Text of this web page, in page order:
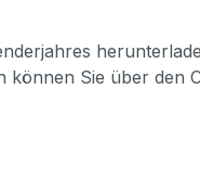
Sie über den